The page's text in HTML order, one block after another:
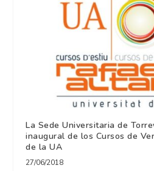
La Sede Universitaria de
inaugural de los Cursos de
de la UA
27/06/2018